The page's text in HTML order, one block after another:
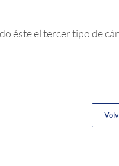
éste el tercer tipo de